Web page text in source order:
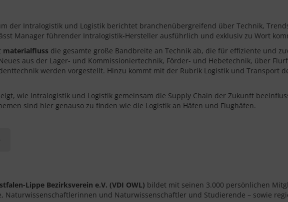
der Intralogistik und Logistik berichtet branchenübergreifend über Technik,
Manager führender Intralogistik-Hersteller ausführlich und exklusiv zu Wort
materialfluss die gesamte große Bandbreite an Technik ab, die für effiziente und
aus der Lager- und Kommissioniertechnik, Förder- und Hebetechnik, über
werden vorgestellt. Hinzu kommt mit der Rubrik Logistik und Transport
wie Intralogistik und Logistik gemeinsam die Supply Chain der Zukunft
sind hier genauso zu finden wie die Logistik an Häfen und Flughäfen.
Lippe Bezirksverein e.V. (VDI OWL) bildet mit seinen 3.000 persönlichen
Naturwissenschaftlerinnen und Naturwissenschaftler und Studierende – sowie